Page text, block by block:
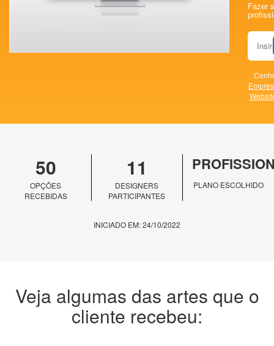
Fazer
50
OPÇÕES
RECEBIDAS
11
DESIGNERS
PARTICIPANTES
PLANO ESCOLHIDO
INICIADO EM: 24/10/2022
Veja algumas das artes que o
cliente recebeu: